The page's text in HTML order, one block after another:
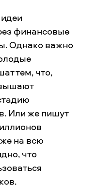
финансовые
Однако важно
тем, что,
Или же пишут
на всю
что